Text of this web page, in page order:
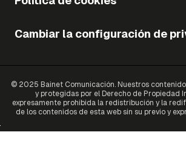
Cambiar la configuración de
© 2025 Bainet Comunicación. Nuestros
y protegidas por el Derecho de Propiedad
expresamente prohibida la redistribución y la
de los contenidos de esta web sin su previo y